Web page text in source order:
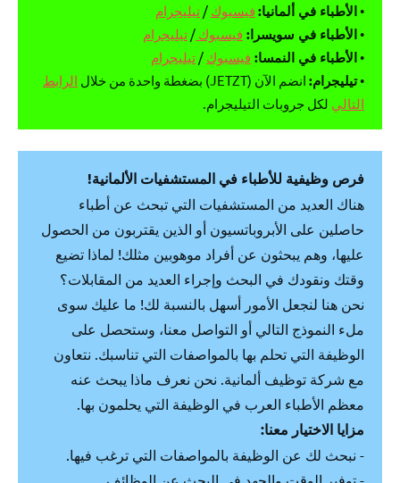
•الأطباء في ألمانيا: فيسبوك / تيليجرام
•الأطباء في سويسرا: فيسبوك / تيليجرام
•الأطباء في النمسا: فيسبوك / تيليجرام
•تيليجرام: انضم الآن (JETZT) بضغطة واحدة من خلال
الرابط
التالي لكل جروبات التيليجرام.
فرص وظيفية للأطباء في المستشفيات الألمانية!
هناك العديد من المستشفيات التي تبحث عن أطباء
حاصلين على الأبروباتسيون أو الذين يقتربون من الحصول
عليها، وهم يبحثون عن أفراد موهوبين مثلك! لماذا تضيع
وقتك ونقودك في البحث وإجراء العديد من المقابلات؟
نحن هنا لنجعل الأمور أسهل بالنسبة لك! ما عليك سوى
ملء النموذج التالي أو التواصل معنا، وستحصل على
الوظيفة التي تحلم بها بالمواصفات التي تناسبك. نتعاون
مع شركة توظيف ألمانية. نحن نعرف ماذا يبحث عنه
معظم الأطباء العرب في الوظيفة التي يحلمون بها.
مزايا الاختيار معنا:
- نبحث لك عن الوظيفة بالمواصفات التي ترغب فيها.
- توفير الوقت والجهد في البحث عن الوظائف.